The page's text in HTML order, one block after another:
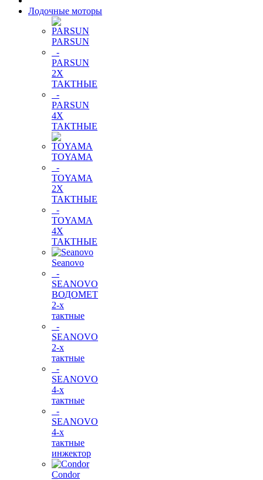
Лодочные моторы
PARSUN
-
PARSUN
2Х
ТАКТНЫЕ
-
PARSUN
4Х
ТАКТНЫЕ
TOYAMA
-
TOYAMA
2Х
ТАКТНЫЕ
-
TOYAMA
4Х
ТАКТНЫЕ
Seanovo
-
SEANOVO
ВОДОМЕТ
2-х
тактные
-
SEANOVO
2-х
тактные
-
SEANOVO
4-х
тактные
-
SEANOVO
4-х
тактные
инжектор
Condor